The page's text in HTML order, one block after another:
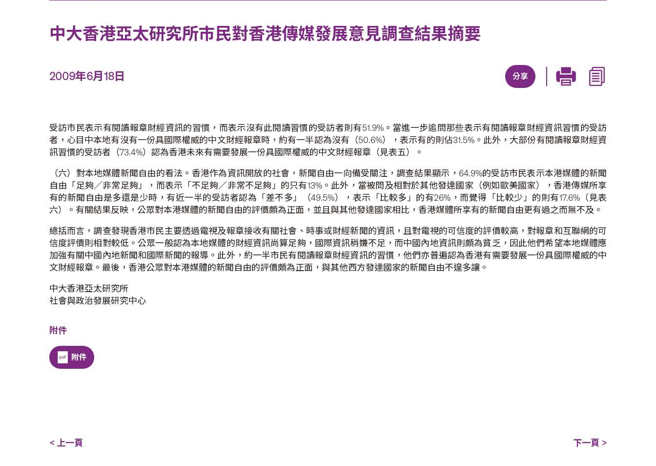
中大香港亞太研究所市民對香港傳媒發展意見調查結果摘要
2009年6月18日 分享
受訪市民表示有閱讀報章財經資訊的習慣，而表示沒有此閱讀習慣的受訪者則有51.9%。當進一步追問那些表示有閱讀報章財經資訊習慣的受訪
者，心目中本地有沒有一份具國際權威的中文財經報章時，約有一半認為沒有（50.6%），表示有的則佔31.5%。此外，大部份有閱讀報章財經資
訊習慣的受訪者（73.4%）認為香港未來有需要發展一份具國際權威的中文財經報章（見表五）。
（六）對本地媒體新聞自由的看法。香港作為資訊開放的社會，新聞自由一向備受關注，調查結果顯示，64.9%的受訪市民表示本港媒體的新聞
自由「足夠／非常足夠」，而表示「不足夠／非常不足夠」的只有13%。此外，當被問及相對於其他發達國家（例如歐美國家），香港傳媒所享
有的新聞自由是多還是少時，有近一半的受訪者認為「差不多」（49.5%），表示「比較多」的有26%，而覺得「比較少」的則有17.6%（見表
六）。有關結果反映，公眾對本港媒體的新聞自由的評價頗為正面，並且與其他發達國家相比，香港媒體所享有的新聞自由更有過之而無不及。
總括而言，調查發現香港市民主要透過電視及報章接收有關社會、時事或財經新聞的資訊，且對電視的可信度的評價較高，對報章和互聯網的可
信度評價則相對較低。公眾一般認為本地媒體的財經資訊尚算足夠，國際資訊稍嫌不足，而中國內地資訊則頗為貧乏，因此他們希望本地媒體應
加強有關中國內地新聞和國際新聞的報導。此外，約一半市民有閱讀報章財經資訊的習慣，他們亦普遍認為香港有需要發展一份具國際權威的中
文財經報章。最後，香港公眾對本港媒體的新聞自由的評價頗為正面，與其他西方發達國家的新聞自由不遑多讓。
中大香港亞太研究所
社會與政治發展研究中心
附件
附件
< 上一頁 下一頁 >